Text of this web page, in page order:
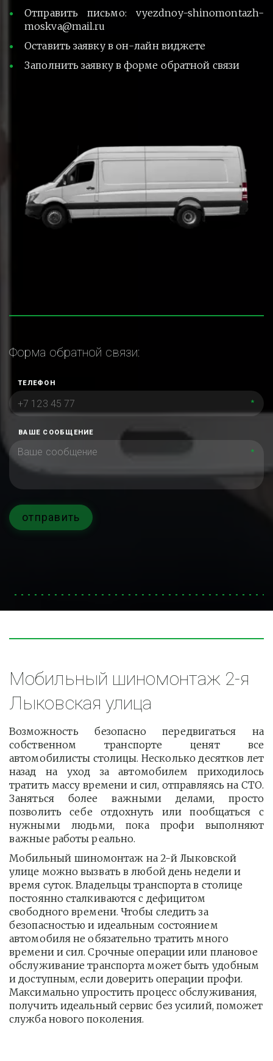
Отправить письмо: vyezdnoy-shinomontazh-
moskva@mail.ru
Оставить заявку в он-лайн виджете
Заполнить заявку в форме обратной связи
Форма обратной связи:
ТЕЛЕФОН
*
ВАШЕ СООБЩЕНИЕ
*
отправить
Мобильный шиномонтаж 2-я
Лыковская улица
Возможность безопасно передвигаться на
собственном транспорте ценят все
автомобилисты столицы. Несколько десятков лет
назад на уход за автомобилем приходилось
тратить массу времени и сил, отправляясь на СТО.
Заняться более важными делами, просто
позволить себе отдохнуть или пообщаться с
нужными людьми, пока профи выполняют
важные работы реально.
Мобильный шиномонтаж на 2-й Лыковской
улице можно вызвать в любой день недели и
время суток. Владельцы транспорта в столице
постоянно сталкиваются с дефицитом
свободного времени. Чтобы следить за
безопасностью и идеальным состоянием
автомобиля не обязательно тратить много
времени и сил. Срочные операции или плановое
обслуживание транспорта может быть удобным
и доступным, если доверить операции профи.
Максимально упростить процесс обслуживания,
получить идеальный сервис без усилий, поможет
служба нового поколения.